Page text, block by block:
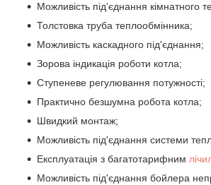
Можливість під'єднання кімнатного
Толстовка труба теплообмінника;
Можливість каскадного під'єднання;
Зорова індикація роботи котла;
Ступеневе регулювання потужності;
Практично безшумна робота котла;
Швидкий монтаж;
Можливість під'єднання системи
Експлуатація з багатотарифним
Можливість під'єднання бойлера